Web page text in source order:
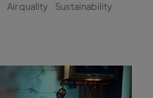
Air quality
Sustainability